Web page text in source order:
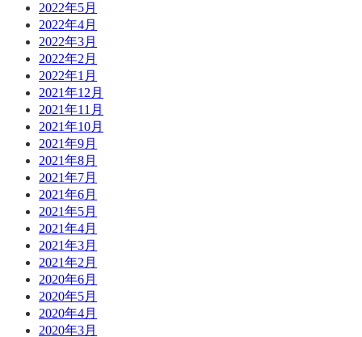
2022年5月
2022年4月
2022年3月
2022年2月
2022年1月
2021年12月
2021年11月
2021年10月
2021年9月
2021年8月
2021年7月
2021年6月
2021年5月
2021年4月
2021年3月
2021年2月
2020年6月
2020年5月
2020年4月
2020年3月